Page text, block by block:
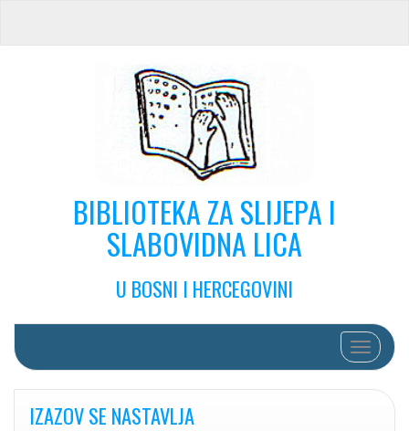
BIBLIOTEKA ZA SLIJEPA I
SLABOVIDNA LICA
U BOSNI I HERCEGOVINI
Toggle
IZAZOV SE NASTAVLJA